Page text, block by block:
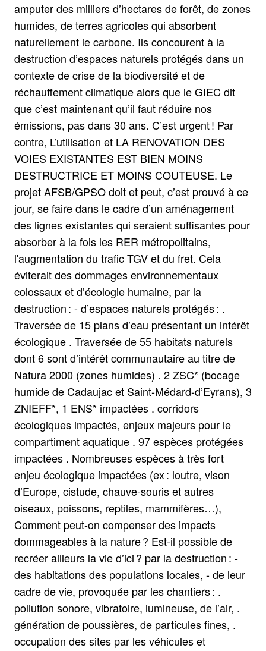
amputer des milliers d’hectares de forêt, de zones
humides, de terres agricoles qui absorbent
naturellement le carbone. Ils concourent à la
destruction d’espaces naturels protégés dans un
contexte de crise de la biodiversité et de
réchauffement climatique alors que le GIEC dit
que c’est maintenant qu’il faut réduire nos
émissions, pas dans 30 ans. C’est urgent ! Par
contre, L’utilisation et LA RENOVATION DES
VOIES EXISTANTES EST BIEN MOINS
DESTRUCTRICE ET MOINS COUTEUSE. Le
projet AFSB/GPSO doit et peut, c’est prouvé à ce
jour, se faire dans le cadre d’un aménagement
des lignes existantes qui seraient suffisantes pour
absorber à la fois les RER métropolitains,
l'augmentation du trafic TGV et du fret. Cela
éviterait des dommages environnementaux
colossaux et d’écologie humaine, par la
destruction : - d’espaces naturels protégés : .
Traversée de 15 plans d’eau présentant un intérêt
écologique . Traversée de 55 habitats naturels
dont 6 sont d’intérêt communautaire au titre de
Natura 2000 (zones humides) . 2 ZSC* (bocage
humide de Cadaujac et Saint-Médard-d’Eyrans), 3
ZNIEFF*, 1 ENS* impactées . corridors
écologiques impactés, enjeux majeurs pour le
compartiment aquatique . 97 espèces protégées
impactées . Nombreuses espèces à très fort
enjeu écologique impactées (ex : loutre, vison
d’Europe, cistude, chauve-souris et autres
oiseaux, poissons, reptiles, mammifères…),
Comment peut-on compenser des impacts
dommageables à la nature ? Est-il possible de
recréer ailleurs la vie d’ici ? par la destruction : -
des habitations des populations locales, - de leur
cadre de vie, provoquée par les chantiers : .
pollution sonore, vibratoire, lumineuse, de l’air, .
génération de poussières, de particules fines, .
occupation des sites par les véhicules et